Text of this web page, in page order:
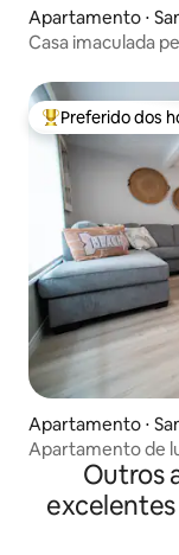
Apartamento ⋅
Casa imaculada
Entre os
Preferido dos
Apartamento ⋅
Apartamento de
Outros